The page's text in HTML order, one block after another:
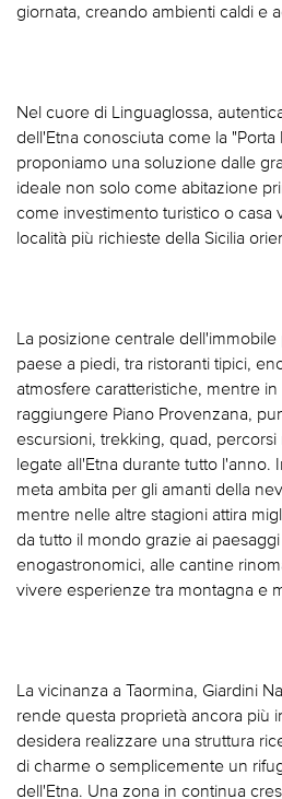
giornata, creando ambienti caldi e
Nel cuore di Linguaglossa,
dell'Etna conosciuta come la "Porta
proponiamo una soluzione dalle
ideale non solo come abitazione
come investimento turistico o casa
località più richieste della Sicilia
La posizione centrale
paese a piedi, tra ristoranti tipici,
atmosfere caratteristiche, mentre
raggiungere Piano Provenzana,
escursioni, trekking, quad, percorsi
legate all'Etna durante tutto l'anno.
meta ambita per gli amanti della
mentre nelle altre stagioni attira
da tutto il mondo grazie ai
enogastronomici, alle cantine
vivere esperienze tra montagna e
La vicinanza a Taormina, Giardini
rende questa proprietà ancora più
desidera realizzare una struttura
di charme o semplicemente un
dell'Etna. Una zona in continua